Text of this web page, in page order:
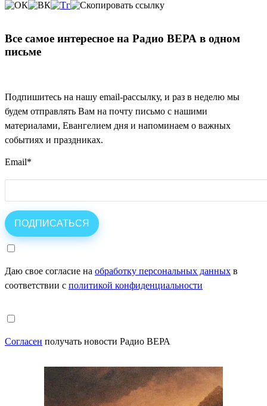
Все самое интересное на Радио ВЕРА в одном
письме
Подпишитесь на нашу email-рассылку, и раз в неделю мы
будем отправлять Вам на почту письмо с нашими
материалами, Евангелием дня и напоминаем о важных
событиях и праздниках.
Email*
Даю свое согласие на обработку персональных данных в
соответствии с политикой конфиденциальности
Согласен получать новости Радио ВЕРА